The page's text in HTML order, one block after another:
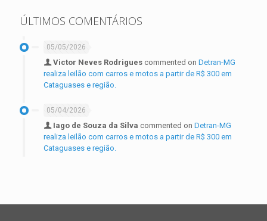
ÚLTIMOS COMENTÁRIOS
05/05/2026
Victor Neves Rodrigues commented on Detran-MG
realiza leilão com carros e motos a partir de R$ 300 em
Cataguases e região.
05/04/2026
Iago de Souza da Silva commented on Detran-MG
realiza leilão com carros e motos a partir de R$ 300 em
Cataguases e região.